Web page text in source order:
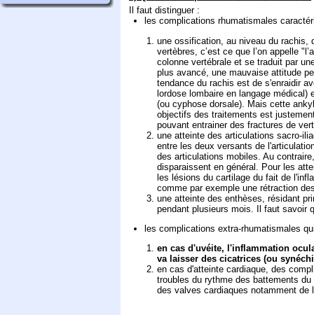
Il faut distinguer :
les complications rhumatismales
une ossification, au niveau du rachis,
vertèbres, c’est ce que l’on appelle
colonne vertébrale et se traduit par
plus avancé, une mauvaise attitude
tendance du rachis est de s'enraidir
lordose lombaire en langage
(ou cyphose dorsale). Mais cette
objectifs des traitements est
pouvant entrainer des fractures de
une atteinte des articulations sacro-
entre les deux versants de
des articulations mobiles. Au
disparaissent en général. Pour les
les lésions du cartilage du fait de
comme par exemple une rétraction
une atteinte des enthèses, résidant
pendant plusieurs mois. Il faut savoir
les complications extra-rhumatismales
en cas d'uvéite, l'inflammation
va laisser des cicatrices (ou
en cas d'atteinte cardiaque, des
troubles du rythme des battements
des valves cardiaques notamment de